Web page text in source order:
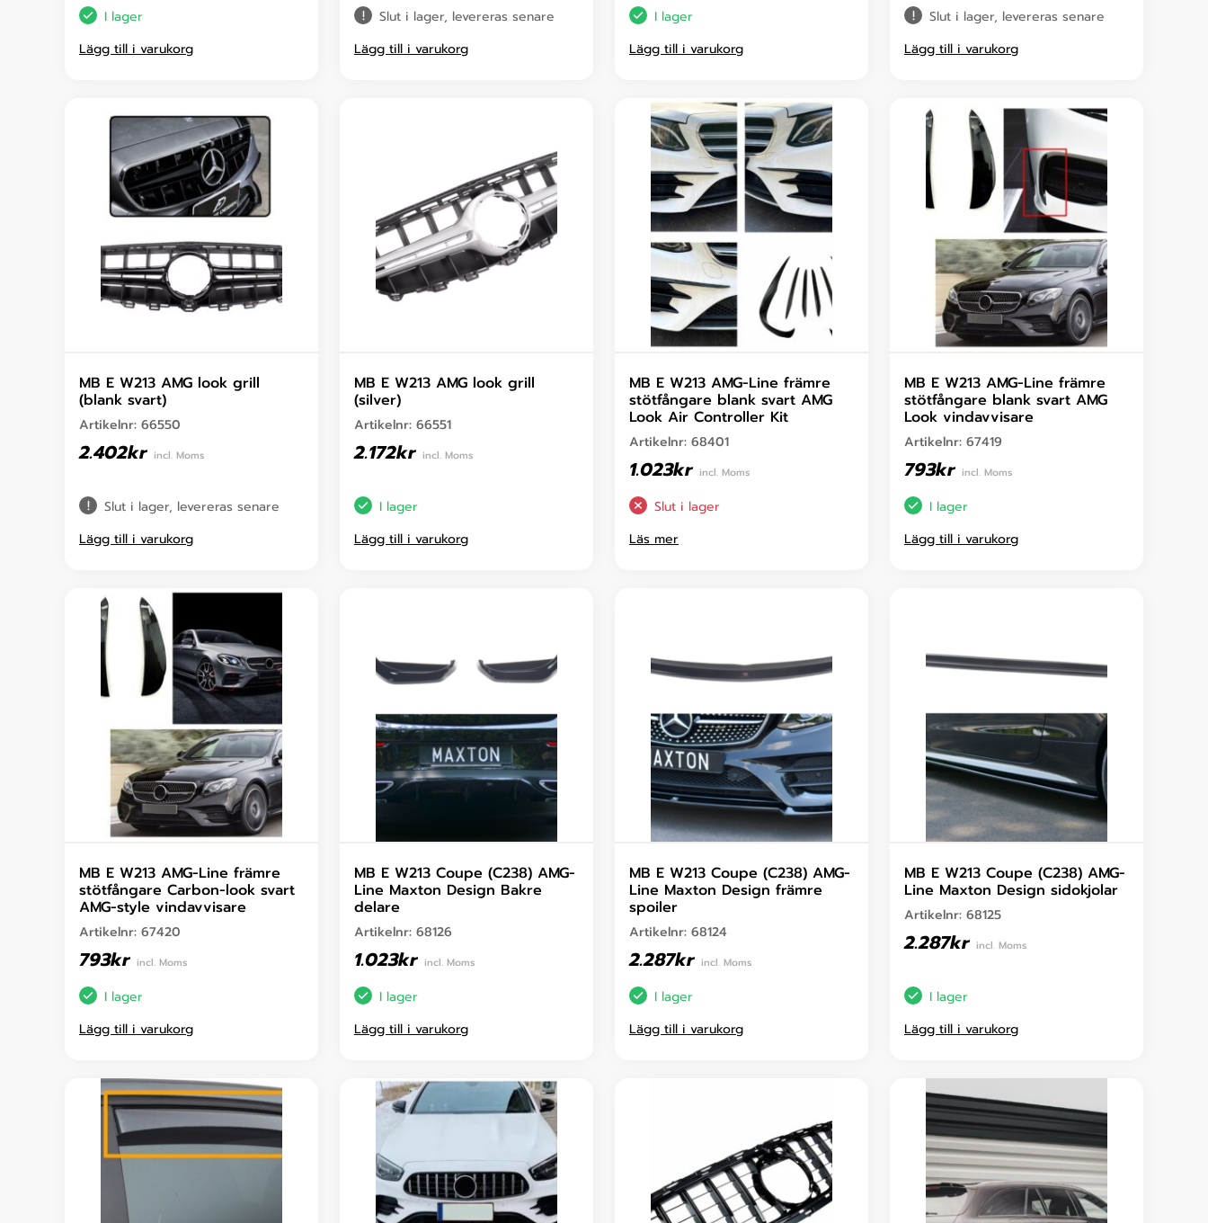
I lager
Lägg till i varukorg
Slut i lager, levereras senare
Lägg till i varukorg
I lager
Lägg till i varukorg
Slut i lager, levereras senare
Lägg till i varukorg
MB E W213 AMG look grill
(blank svart)
Artikelnr: 66550
2.402kr incl. Moms
Slut i lager, levereras senare
Lägg till i varukorg
MB E W213 AMG look grill
(silver)
Artikelnr: 66551
2.172kr incl. Moms
I lager
Lägg till i varukorg
MB E W213 AMG-Line främre
stötfångare blank svart AMG
Look Air Controller Kit
Artikelnr: 68401
1.023kr incl. Moms
Slut i lager
Läs mer
MB E W213 AMG-Line främre
stötfångare blank svart AMG
Look vindavvisare
Artikelnr: 67419
793kr incl. Moms
I lager
Lägg till i varukorg
MB E W213 AMG-Line främre
stötfångare Carbon-look svart
AMG-style vindavvisare
Artikelnr: 67420
793kr incl. Moms
I lager
Lägg till i varukorg
MB E W213 Coupe (C238) AMG-
Line Maxton Design Bakre
delare
Artikelnr: 68126
1.023kr incl. Moms
I lager
Lägg till i varukorg
MB E W213 Coupe (C238) AMG-
Line Maxton Design främre
spoiler
Artikelnr: 68124
2.287kr incl. Moms
I lager
Lägg till i varukorg
MB E W213 Coupe (C238) AMG-
Line Maxton Design sidokjolar
Artikelnr: 68125
2.287kr incl. Moms
I lager
Lägg till i varukorg